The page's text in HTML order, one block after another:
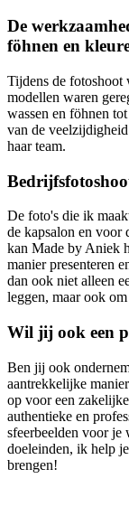
De
föhnen en
Tijdens de fotoshoot
modellen waren
wassen en föhnen
van de
haar team.
De foto's die ik
de kapsalon en voor
kan Made by Aniek
manier presenteren
dan ook niet alleen
leggen, maar ook
Wil jij ook een
Ben jij ook
aantrekkelijke
op voor een
authentieke en
sfeerbeelden voor je
doeleinden, ik help
brengen!